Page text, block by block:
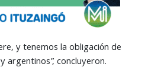
y tenemos la obligación de
argentinos”, concluyeron.